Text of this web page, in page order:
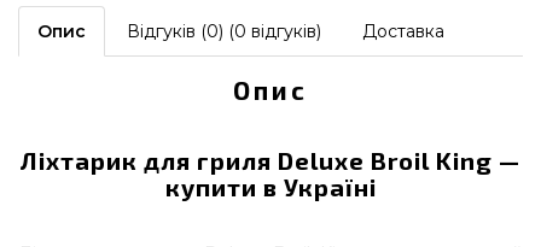
Опис Відгуків (0) (0 відгуків) Доставка
Опис
Ліхтарик для гриля Deluxe Broil King —
купити в Україні